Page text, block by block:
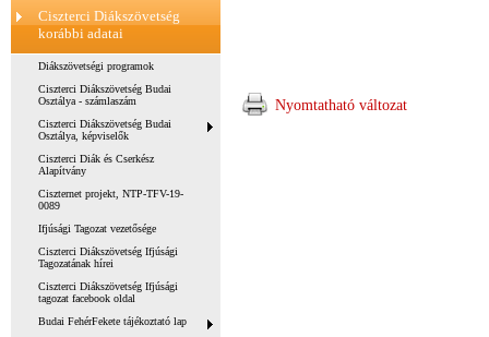
Ciszterci Diákszövetség
korábbi adatai
Diákszövetségi programok
Ciszterci Diákszövetség Budai
Osztálya - számlaszám
Ciszterci Diákszövetség Budai
Osztálya, képviselők
Ciszterci Diák és Cserkész
Alapítvány
Ciszternet projekt, NTP-TFV-19-
0089
Ifjúsági Tagozat vezetősége
Ciszterci Diákszövetség Ifjúsági
Tagozatának hírei
Ciszterci Diákszövetség Ifjúsági
tagozat facebook oldal
Budai FehérFekete tájékoztató lap
Nyomtatható változat